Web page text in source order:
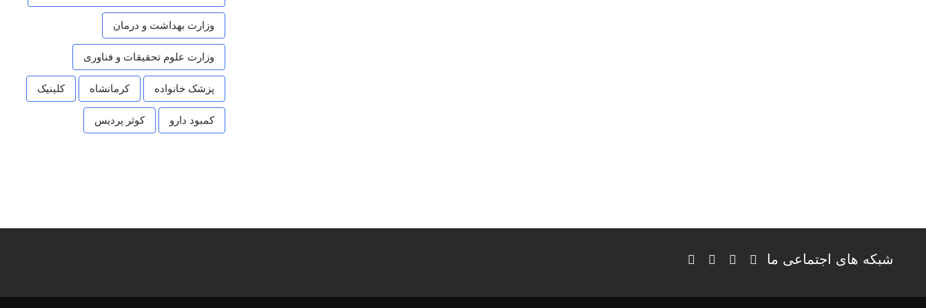
وزارت بهداشت و درمان
وزارت علوم تحقیقات و فناوری
پزشک خانواده کرمانشاه کلینیک
کمبود دارو کوثر پردیس
شبکه های اجتماعی ما